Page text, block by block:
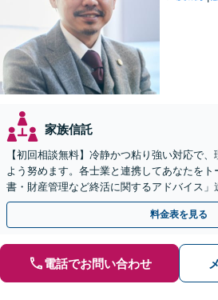
家族信託
【初回相談無料】冷静かつ粘り強い対応で
よう努めます。各士業と連携してあなたを
書・財産管理など終活に関するアドバイス」
動産相続／遺言書作成／後見／事業承継【ビ
料金表を見る
電話でお問い合わせ